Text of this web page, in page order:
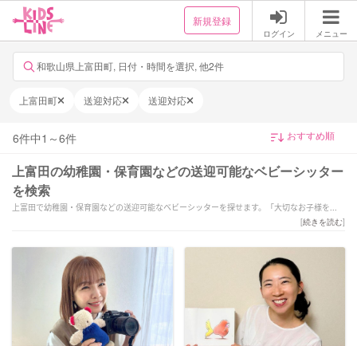
新規登録
ログイン メニュー
和歌山県上富田町, 日付・時間を選択, 他2件
上富田町 送迎対応 送迎対応
6件中1 ～6件
上富田の幼稚園・保育園などの送迎可能なベビーシッター
を検索
上富田で幼稚園・保育園などの送迎可能なベビーシッターを探せます。「大切なお子様をご
家庭の方針に合わせて丁寧なサポートをさせていただきます！」「【全国1位経験有！】保育
たいを共にとことん！
保育経験7年以上」などの強みを持つシッターが対応いたします。上富田で様々なスキルを持
ったサポーターの中から、ご予算や依頼内容に合わせて選んでいただけます。
[続きを読む]